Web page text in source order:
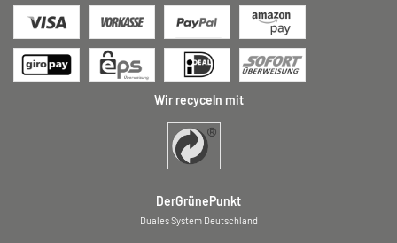
Wir recyceln mit
DerGrünePunkt
Duales System Deutschland